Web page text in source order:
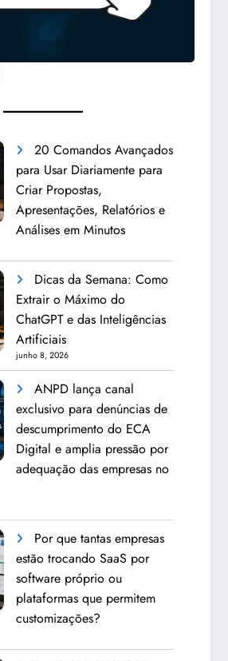
20 Comandos Avançados
para Usar Diariamente para
Criar Propostas,
Apresentações, Relatórios e
Análises em Minutos
Dicas da Semana: Como
Extrair o Máximo do
ChatGPT e das Inteligências
Artificiais
junho 8, 2026
ANPD lança canal
exclusivo para denúncias de
descumprimento do ECA
Digital e amplia pressão por
adequação das empresas no
Por que tantas empresas
estão trocando SaaS por
software próprio ou
plataformas que permitem
customizações?